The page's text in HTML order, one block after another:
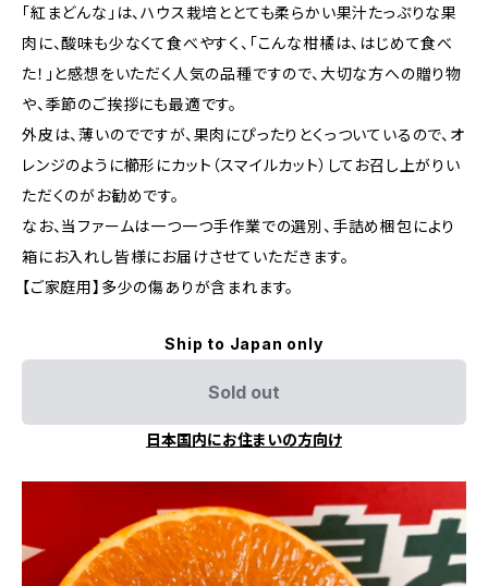
「紅まどんな」は、ハウス栽培ととても柔らかい果汁たっぷりな果
肉に、酸味も少なくて食べやすく、「こんな柑橘は、はじめて食べ
た！」と感想をいただく人気の品種ですので、大切な方への贈り物
や、季節のご挨拶にも最適です。
外皮は、薄いのでですが、果肉にぴったりとくっついているので、オ
レンジのように櫛形にカット（スマイルカット）してお召し上がりい
ただくのがお勧めです。
なお、当ファームは一つ一つ手作業での選別、手詰め梱包により
箱にお入れし皆様にお届けさせていただきます。
【ご家庭用】多少の傷ありが含まれます。
Ship to Japan only
Sold out
日本国内にお住まいの方向け